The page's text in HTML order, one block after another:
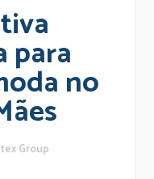
para
no
Group